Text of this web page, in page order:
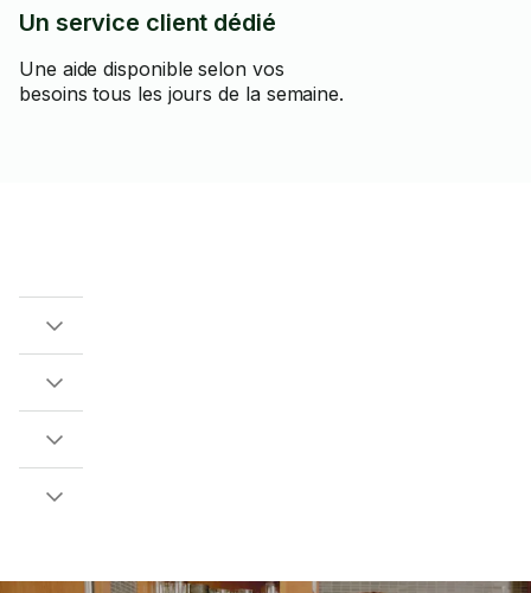
Un service client dédié
Une aide disponible selon vos
besoins tous les jours de la semaine.